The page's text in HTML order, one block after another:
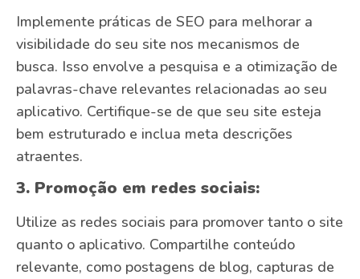
Implemente práticas de SEO para melhorar a
visibilidade do seu site nos mecanismos de
busca. Isso envolve a pesquisa e a otimização de
palavras-chave relevantes relacionadas ao seu
aplicativo. Certifique-se de que seu site esteja
bem estruturado e inclua meta descrições
atraentes.
3. Promoção em redes sociais:
Utilize as redes sociais para promover tanto o site
quanto o aplicativo. Compartilhe conteúdo
relevante, como postagens de blog, capturas de